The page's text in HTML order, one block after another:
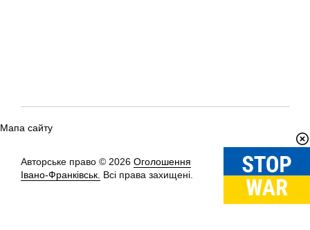
Мапа сайту
Авторське право © 2026 Оголошення
Івано-Франківськ. Всі права захищені.
Вгору↑